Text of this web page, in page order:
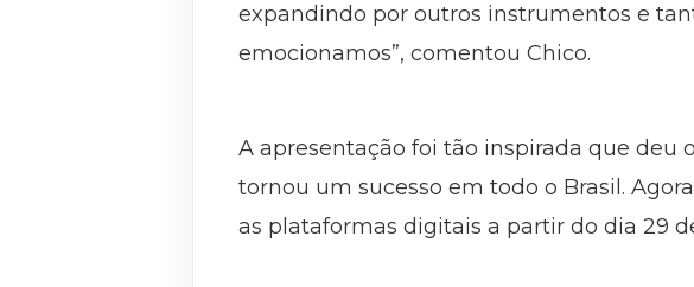
expandindo por outros instrumentos e
emocionamos”, comentou Chico.
A apresentação foi tão inspirada que deu
tornou um sucesso em todo o Brasil.
as plataformas digitais a partir do dia 29